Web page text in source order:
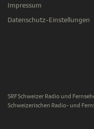
Impressum
Datenschutz-Einstellungen
SRF Schweizer Radio und
Schweizerischen Radio- und